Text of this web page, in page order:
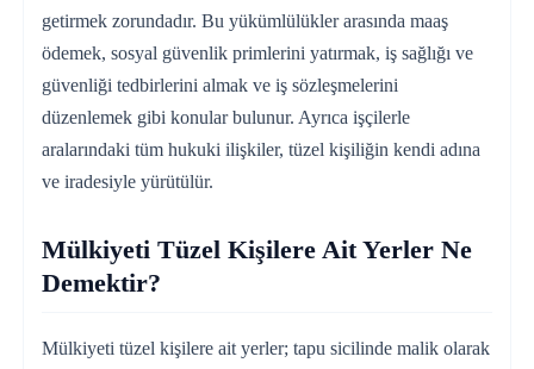
getirmek zorundadır. Bu yükümlülükler arasında maaş
ödemek, sosyal güvenlik primlerini yatırmak, iş sağlığı ve
güvenliği tedbirlerini almak ve iş sözleşmelerini
düzenlemek gibi konular bulunur. Ayrıca işçilerle
aralarındaki tüm hukuki ilişkiler, tüzel kişiliğin kendi adına
ve iradesiyle yürütülür.
Mülkiyeti Tüzel Kişilere Ait Yerler Ne
Demektir?
Mülkiyeti tüzel kişilere ait yerler; tapu sicilinde malik olarak